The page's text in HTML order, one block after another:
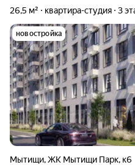
26,5 м²
квартира-студия 3
новостройка
Мытищи,ЖК Мытищи Парк, к6